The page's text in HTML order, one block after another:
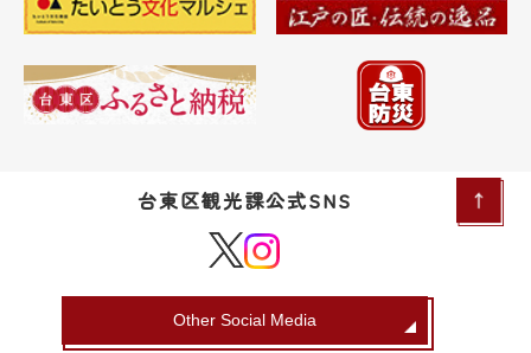
台東区観光課公式SNS
Other Social Media